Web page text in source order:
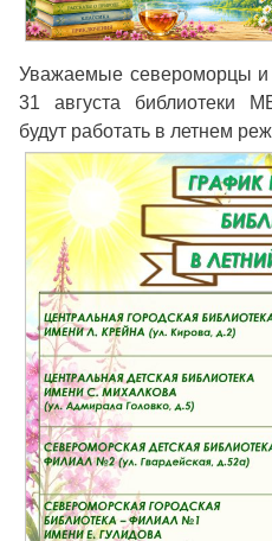
Уважаемые североморцы и
31 августа библиотеки
будут работать в летнем